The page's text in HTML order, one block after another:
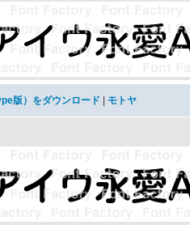
版）をダウンロード モトヤ